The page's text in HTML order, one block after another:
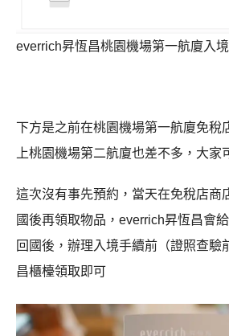
everrich昇恆昌桃園機場第一航廈入
下方是之前在桃園機場第一航廈免稅
上桃園機場第二航廈也差不多，大家
這次沒有事先預約，當天在免稅店商
國後再領取物品，everrich昇恆昌會
回國後，辦理入境手續前（證照查驗
昌櫃檯領取即可